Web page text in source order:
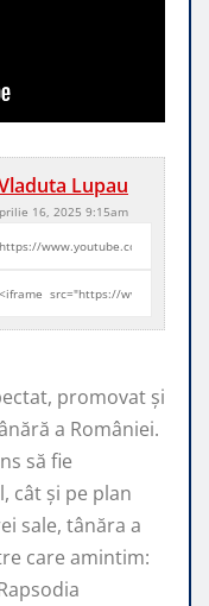
Lupau
16, 2025 9:15am
promovat şi
a României.
să fie
cât şi pe plan
sale, tânăra a
care amintim: